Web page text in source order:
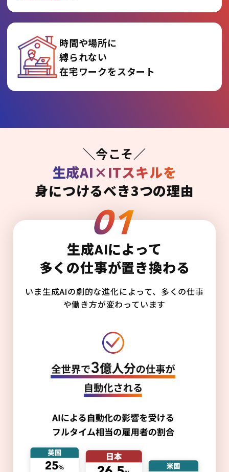
時間や場所に
縛られない
在宅ワークをスタート
＼今こそ／
生成AI×ITスキルを
身につけるべき3つの理由
生成AIによって
多くの仕事が置き換わる
いま生成AIの劇的な進化によって、多くの仕事
や働き方が変わっています